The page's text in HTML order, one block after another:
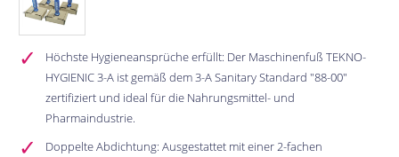
Höchste Hygieneansprüche erfüllt: Der Maschinenfuß TEKNO-
HYGIENIC 3-A ist gemäß dem 3-A Sanitary Standard "88-00"
zertifiziert und ideal für die Nahrungsmittel- und
Pharmaindustrie.
Doppelte Abdichtung: Ausgestattet mit einer 2-fachen